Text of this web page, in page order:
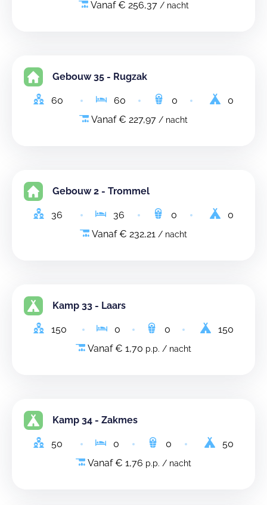
Vanaf € 256,37 / nacht
Gebouw 35 - Rugzak
60 60 0
0
Vanaf € 227,97 / nacht
Gebouw 2 - Trommel
36 36 0
0
Vanaf € 232,21 / nacht
Kamp 33 - Laars
150 0 0
150
Vanaf € 1,70 p.p. / nacht
Kamp 34 - Zakmes
50 0 0
50
Vanaf € 1,76 p.p. / nacht